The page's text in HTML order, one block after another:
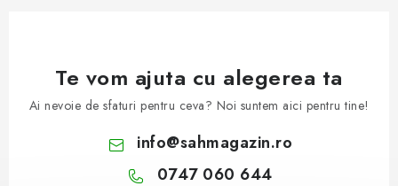
Te vom ajuta cu alegerea ta
Ai nevoie de sfaturi pentru ceva? Noi suntem aici pentru tine!
info@sahmagazin.ro
0747 060 644